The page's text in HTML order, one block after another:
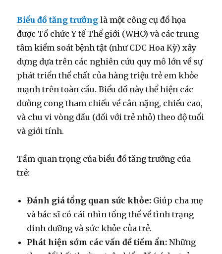
Biểu đồ tăng trưởng là một công cụ đồ họa
được Tổ chức Y tế Thế giới (WHO) và các trung
tâm kiểm soát bệnh tật (như CDC Hoa Kỳ) xây
dựng dựa trên các nghiên cứu quy mô lớn về sự
phát triển thể chất của hàng triệu trẻ em khỏe
mạnh trên toàn cầu. Biểu đồ này thể hiện các
đường cong tham chiếu về cân nặng, chiều cao,
và chu vi vòng đầu (đối với trẻ nhỏ) theo độ tuổi
và giới tính.
Tầm quan trọng của biểu đồ tăng trưởng của
trẻ:
Đánh giá tổng quan sức khỏe: Giúp cha mẹ
và bác sĩ có cái nhìn tổng thể về tình trạng
dinh dưỡng và sức khỏe của trẻ.
Phát hiện sớm các vấn đề tiềm ẩn: Những